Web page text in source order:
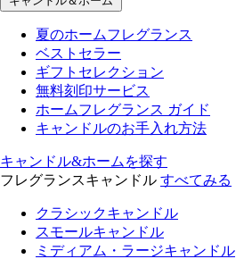
夏のホームフレグランス
ベストセラー
ギフトセレクション
無料刻印サービス
ホームフレグランス ガイド
キャンドルのお手入れ方法
キャンドル&ホームを探す
フレグランスキャンドル すべてみる
クラシックキャンドル
スモールキャンドル
ミディアム・ラージキャンドル